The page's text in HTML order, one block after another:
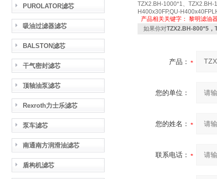
PUROLATOR滤芯
吸油过滤器滤芯
BALSTON滤芯
干气密封滤芯
顶轴油泵滤芯
Rexroth力士乐滤芯
泵车滤芯
南通南方润滑油滤芯
盾构机滤芯
TZX2.BH-1000*1、
H400x30FP,QU-
产品相关关键字： 黎明滤油
如果你对TZX2.BH-800*5，
产品：
您的单位：
您的姓名：
联系电话：